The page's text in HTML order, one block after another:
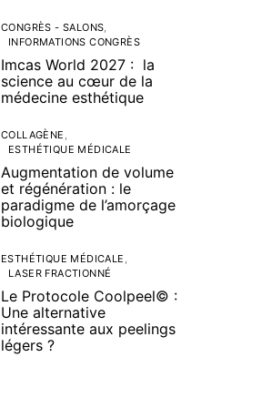
CONGRÈS - SALONS
INFORMATIONS CONGRÈS
Imcas World 2027 : la
science au cœur de la
médecine esthétique
COLLAGÈNE
ESTHÉTIQUE MÉDICALE
Augmentation de volume
et régénération : le
paradigme de l’amorçage
biologique
ESTHÉTIQUE MÉDICALE
LASER FRACTIONNÉ
Le Protocole Coolpeel© :
Une alternative
intéressante aux peelings
légers ?